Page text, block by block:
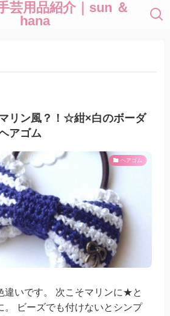
芸用品紹介｜sun ＆
hana
リン風？！☆紺×白のボーダ
アゴム
ヘアゴム
違いです。 次こそマリンに★と
。 ビーズでも付けないとシンプ